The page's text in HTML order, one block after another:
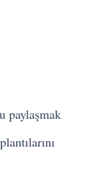
paylaşmak